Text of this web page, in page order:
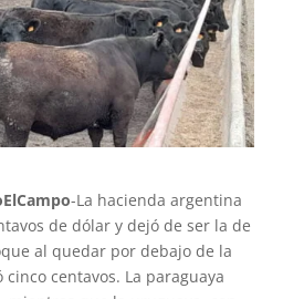
-La hacienda argentina
de dólar y dejó de ser la de
al quedar por debajo de la
centavos. La paraguaya